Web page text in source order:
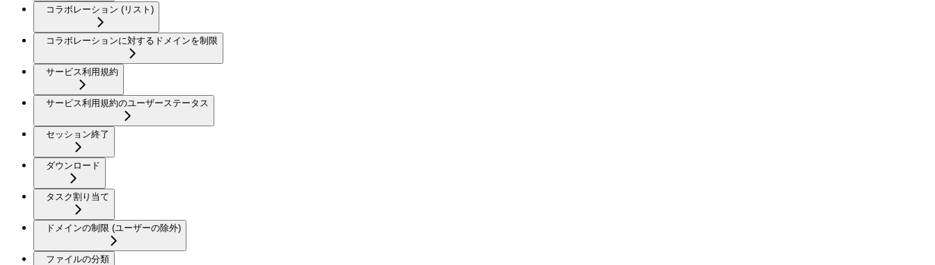
コラボレーション (リスト)
コラボレーションに対するドメインを制限
サービス利用規約
サービス利用規約のユーザーステータス
セッション終了
ダウンロード
タスク割り当て
ドメインの制限 (ユーザーの除外)
ファイルの分類